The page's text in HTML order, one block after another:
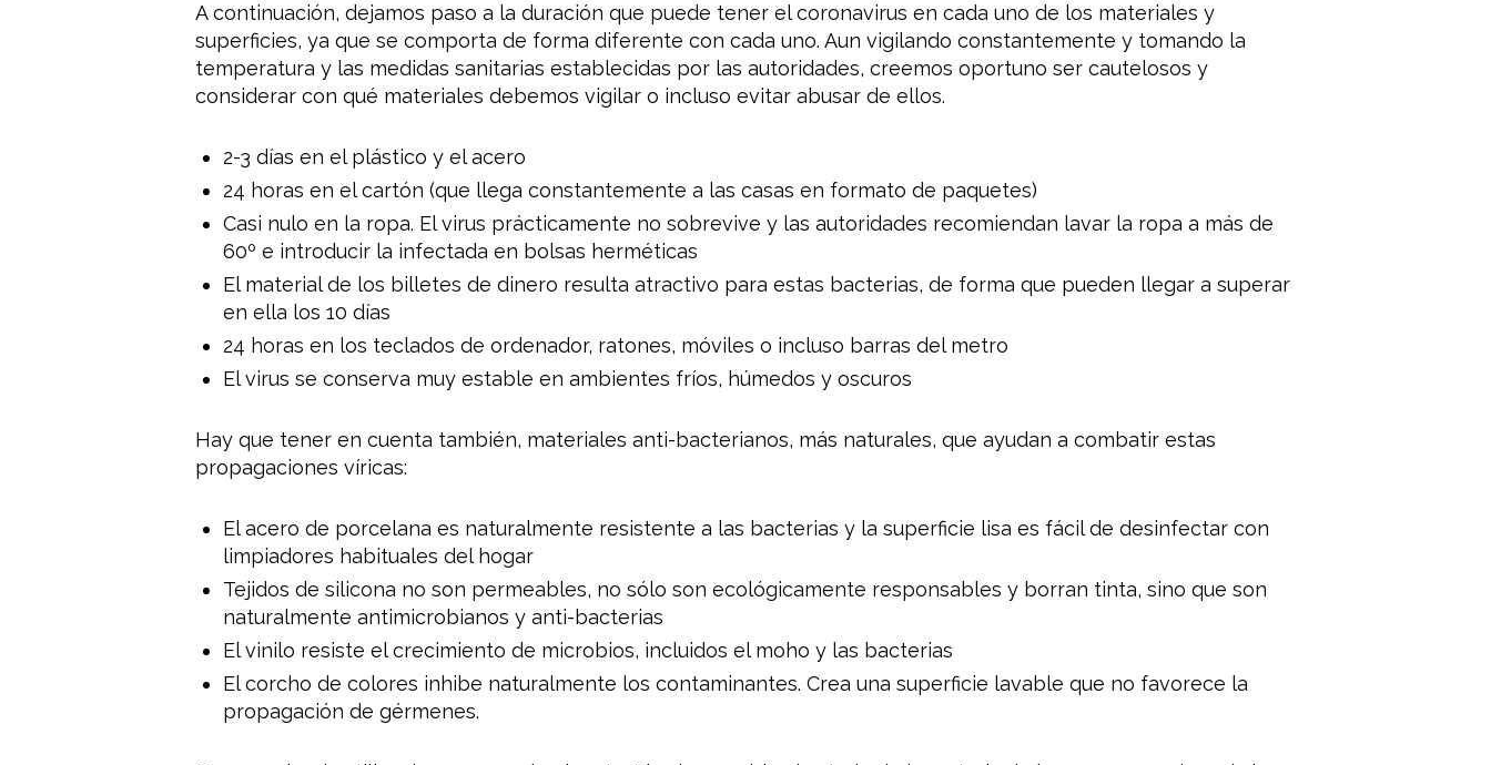
A continuación, dejamos paso a la duración que puede tener el coronavirus en cada uno de los materiales y
superficies, ya que se comporta de forma diferente con cada uno. Aun vigilando constantemente y tomando la
temperatura y las medidas sanitarias establecidas por las autoridades, creemos oportuno ser cautelosos y
considerar con qué materiales debemos vigilar o incluso evitar abusar de ellos.
2-3 días en el plástico y el acero
24 horas en el cartón (que llega constantemente a las casas en formato de paquetes)
Casi nulo en la ropa. El virus prácticamente no sobrevive y las autoridades recomiendan lavar la ropa a más de
60º e introducir la infectada en bolsas herméticas
El material de los billetes de dinero resulta atractivo para estas bacterias, de forma que pueden llegar a superar
en ella los 10 días
24 horas en los teclados de ordenador, ratones, móviles o incluso barras del metro
El virus se conserva muy estable en ambientes fríos, húmedos y oscuros
Hay que tener en cuenta también, materiales anti-bacterianos, más naturales, que ayudan a combatir estas
propagaciones víricas:
El acero de porcelana es naturalmente resistente a las bacterias y la superficie lisa es fácil de desinfectar con
limpiadores habituales del hogar
Tejidos de silicona no son permeables, no sólo son ecológicamente responsables y borran tinta, sino que son
naturalmente antimicrobianos y anti-bacterias
El vinilo resiste el crecimiento de microbios, incluidos el moho y las bacterias
El corcho de colores inhibe naturalmente los contaminantes. Crea una superficie lavable que no favorece la
propagación de gérmenes.